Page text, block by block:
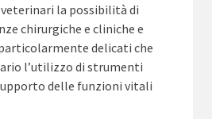
la possibilità di
chirurgiche e cliniche e
delicati che
l’utilizzo di strumenti
delle funzioni vitali